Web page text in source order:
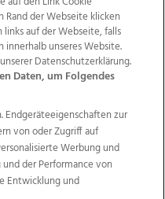
Kontakt
Jobs
AGB Anzeigekunden
Politische Werbung
Wimmer
Ischler Woche
OÖN Immobilien
Promenaden Galerien
wirtrauern.at
der Webseite klicken
auf der Webseite, falls
unseres Website.
Datenschutzerklärung.
Daten, um Folgendes
zur
von oder Zugriff auf
Werbung und
der Performance von
Entwicklung und